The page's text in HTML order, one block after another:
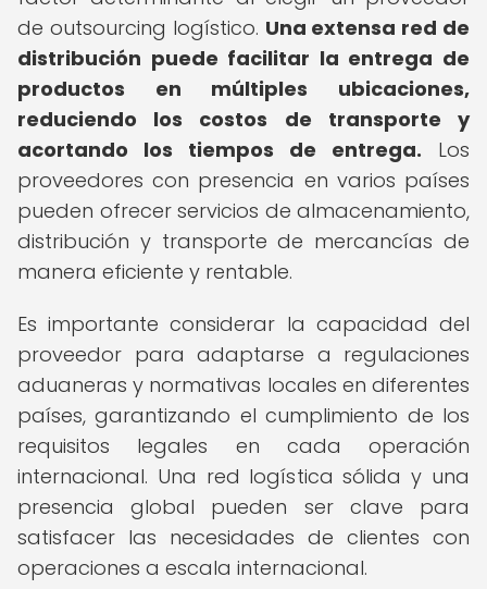
de outsourcing logístico. Una extensa red de
distribución puede facilitar la entrega de
productos en múltiples ubicaciones,
reduciendo los costos de transporte y
acortando los tiempos de entrega. Los
proveedores con presencia en varios países
pueden ofrecer servicios de almacenamiento,
distribución y transporte de mercancías de
manera eficiente y rentable.
Es importante considerar la capacidad del
proveedor para adaptarse a regulaciones
aduaneras y normativas locales en diferentes
países, garantizando el cumplimiento de los
requisitos legales en cada operación
internacional. Una red logística sólida y una
presencia global pueden ser clave para
satisfacer las necesidades de clientes con
operaciones a escala internacional.